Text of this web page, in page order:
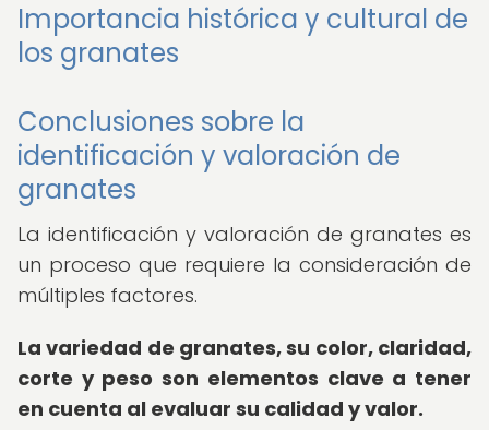
Importancia histórica y cultural de
los granates
Conclusiones sobre la
identificación y valoración de
granates
La identificación y valoración de granates es
un proceso que requiere la consideración de
múltiples factores.
La variedad de granates, su color, claridad,
corte y peso son elementos clave a tener
en cuenta al evaluar su calidad y valor.